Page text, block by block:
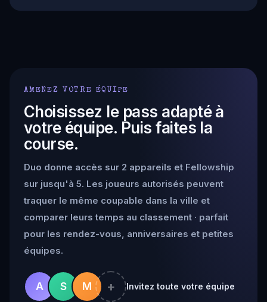
AMENEZ VOTRE ÉQUIPE
Choisissez le pass adapté à
votre équipe. Puis faites la
course.
Duo donne accès sur 2 appareils et Fellowship
sur jusqu'à 5. Les joueurs autorisés peuvent
traquer le même coupable dans la ville et
comparer leurs temps au classement · parfait
pour les rendez-vous, anniversaires et petites
équipes.
A S M + Invitez toute votre équipe